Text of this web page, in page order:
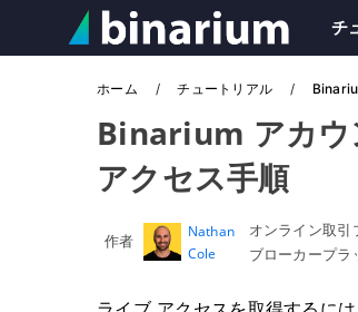
チ
ホーム チュートリアル
Binarium アカウ
アクセス手順
作者
Nathan
Cole
オンライン取引
ブローカープラ